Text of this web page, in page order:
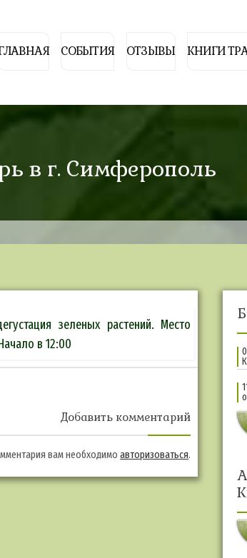
СОБЫТИЯ ОТЗЫВЫ КНИГИ
в г. Симферополь
зеленых растений. Место
в 12:00
Добавить комментарий
вам необходимоавторизоваться.